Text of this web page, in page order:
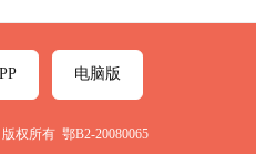
电脑版
权所有 鄂B2-20080065